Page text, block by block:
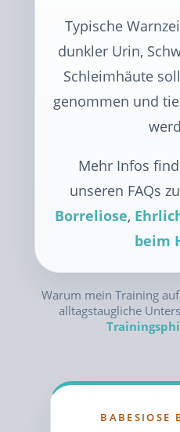
Typische
dunkler Urin,
Schleimhäute
genommen und
Mehr Infos
unseren FAQs zu
Borreliose,
beim
Warum mein Training
alltagstaugliche
BABESIOSE